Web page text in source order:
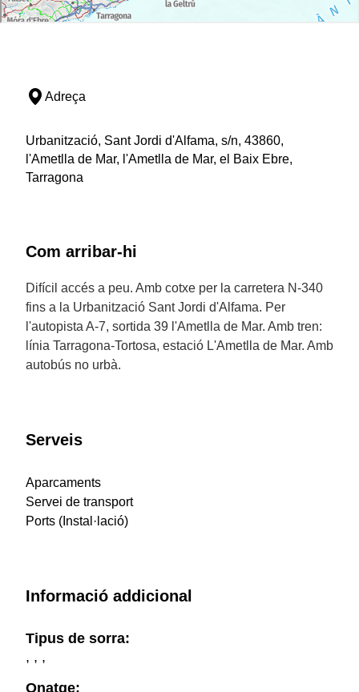
Adreça
Urbanització, Sant Jordi d'Alfama, s/n, 43860,
l'Ametlla de Mar, l'Ametlla de Mar, el Baix Ebre,
Tarragona
Com arribar-hi
Difícil accés a peu. Amb cotxe per la carretera N-340
fins a la Urbanització Sant Jordi d'Alfama. Per
l'autopista A-7, sortida 39 l'Ametlla de Mar. Amb tren:
línia Tarragona-Tortosa, estació L'Ametlla de Mar. Amb
autobús no urbà.
Serveis
Aparcaments
Servei de transport
Ports (Instal·lació)
Informació addicional
Tipus de sorra:
, , ,
Onatge: